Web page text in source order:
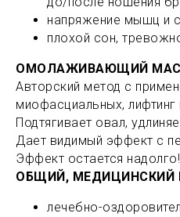
напряжение мышц и
плохой сон,
ОМОЛАЖИВАЮЩИЙ
Авторский метод с
миофасциальных,
Подтягивает овал,
Дает видимый эффект с
Эффект остается надолго!
ОБЩИЙ,
лечебно-